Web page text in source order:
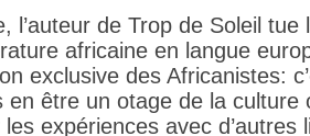
l’auteur de Trop de Soleil tue
africaine en langue
exclusive des Africanistes:
en être un otage de la culture
expériences avec d’autres